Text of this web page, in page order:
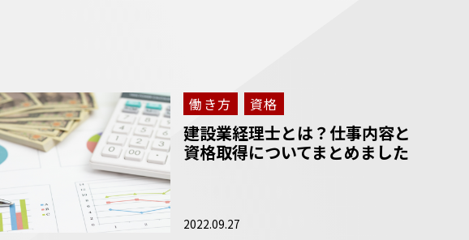
働き方 資格
建設業経理士とは？仕事内容と
資格取得についてまとめました
2022.09.27